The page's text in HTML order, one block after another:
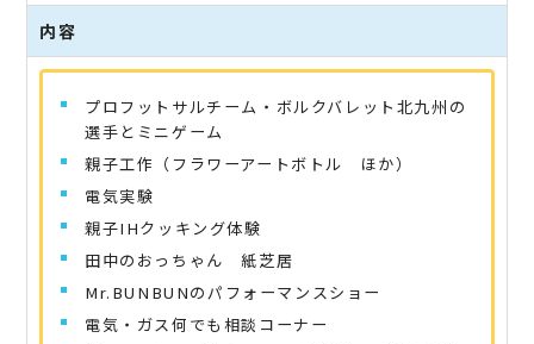
内容
プロフットサルチーム・ボルクバレット北九州の
選手とミニゲーム
親子工作（フラワーアートボトル ほか）
電気実験
親子IHクッキング体験
田中のおっちゃん 紙芝居
Mr.BUNBUNのパフォーマンスショー
電気・ガス何でも相談コーナー